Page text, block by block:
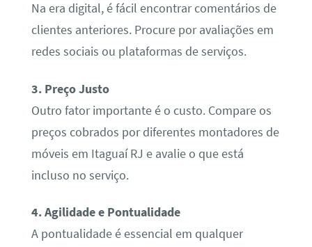
Na era digital, é fácil encontrar comentários de
clientes anteriores. Procure por avaliações em
redes sociais ou plataformas de serviços.
3. Preço Justo
Outro fator importante é o custo. Compare os
preços cobrados por diferentes montadores de
móveis em Itaguaí RJ e avalie o que está
incluso no serviço.
4. Agilidade e Pontualidade
A pontualidade é essencial em qualquer